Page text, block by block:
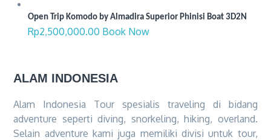
Open Trip Komodo by Almadira Superior Phinisi Boat 3D2N
Rp2,500,000.00 Book Now
ALAM INDONESIA
Alam Indonesia Tour spesialis traveling di bidang
adventure seperti diving, snorkeling, hiking, overland.
Selain adventure kami juga memiliki divisi untuk tour,